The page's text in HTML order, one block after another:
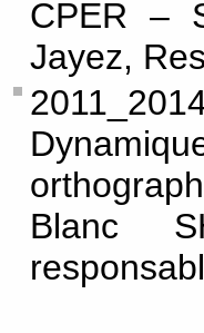
CPER –
Jayez,
Blanc